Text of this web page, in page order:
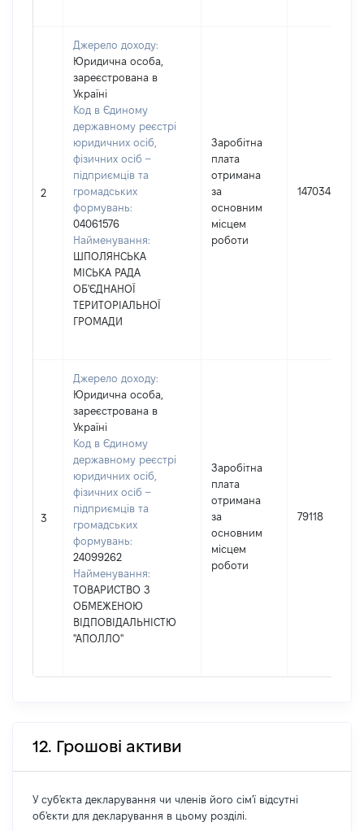
2
Джерело доходу:
Юридична особа,
зареєстрована в
Україні
Код в Єдиному
державному реєстрі
юридичних осіб,
фізичних осіб –
підприємців та
громадських
формувань:
04061576
Найменування:
ШПОЛЯНСЬКА
МІСЬКА РАДА
ОБ'ЄДНАНОЇ
ТЕРИТОРІАЛЬНОЇ
ГРОМАДИ
Заробітна
плата
отримана
за
основним
місцем
роботи
147034
3
Джерело доходу:
Юридична особа,
зареєстрована в
Україні
Код в Єдиному
державному реєстрі
юридичних осіб,
фізичних осіб –
підприємців та
громадських
формувань:
24099262
Найменування:
ТОВАРИСТВО З
ОБМЕЖЕНОЮ
ВІДПОВІДАЛЬНІСТЮ
"АПОЛЛО"
Заробітна
плата
отримана
за
основним
місцем
роботи
79118
12. Грошові активи
У суб'єкта декларування чи членів його сім'ї відсутні
об'єкти для декларування в цьому розділі.